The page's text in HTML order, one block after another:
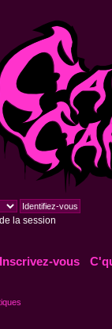
la session
Inscrivez-vous